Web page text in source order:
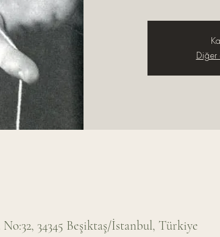
Diğer
34345 Beşiktaş/İstanbul, Türkiye